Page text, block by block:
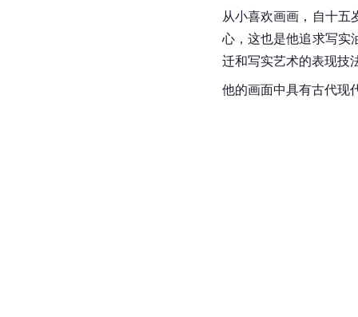
从小喜欢画画，自十五
心，这也是他追求写实
迁和写实艺术的表现技
他的画面中具有古代现